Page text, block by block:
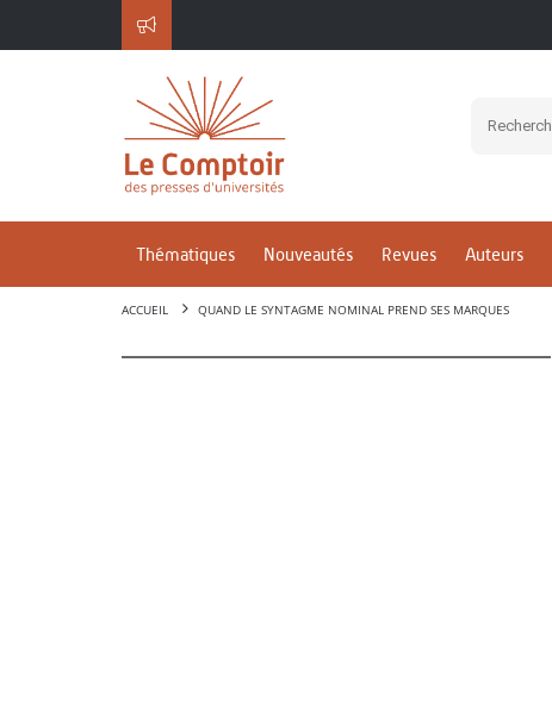
Thématiques Nouveautés Revues Auteurs
ACCUEIL QUAND LE SYNTAGME NOMINAL PREND SES MARQUES